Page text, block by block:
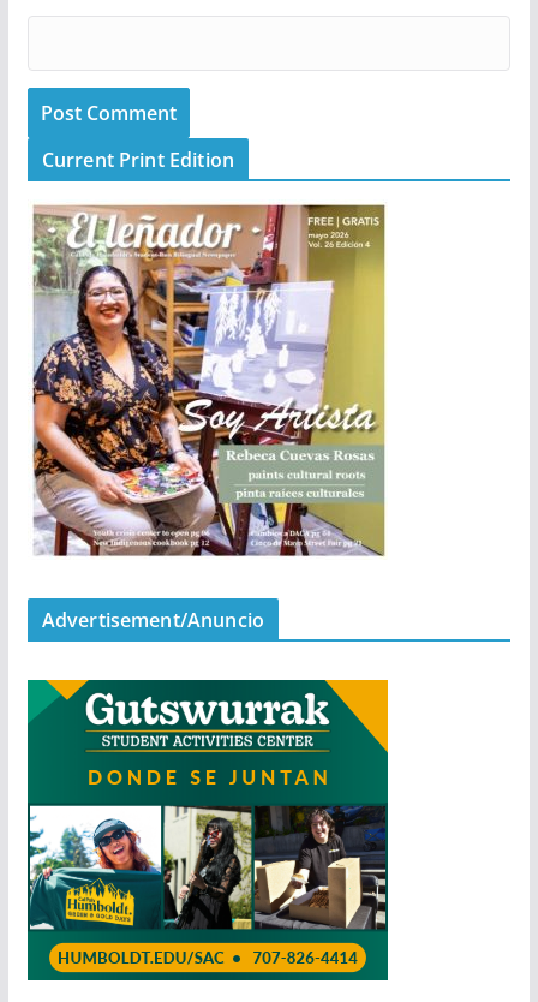
Current Print Edition
Advertisement/Anuncio